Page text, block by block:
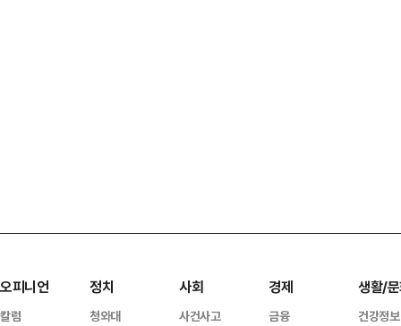
오피니언
칼럼
정치
청와대
사회
사건사고
경제
금융
생활/
건강정보